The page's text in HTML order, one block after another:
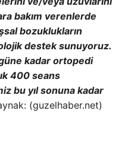
bakım verenlerde
bozuklukların
destek sunuyoruz.
kadar ortopedi
400 seans
bu yıl sonuna kadar
(guzelhaber.net)